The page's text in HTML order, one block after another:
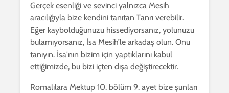
Gerçek esenliği ve sevinci yalnızca Mesih
aracılığıyla bize kendini tanıtan Tanrı verebilir.
Eğer kaybolduğunuzu hissediyorsanız, yolunuzu
bulamıyorsanız, İsa Mesih’le arkadaş olun. Onu
tanıyın. İsa'nın bizim için yaptıklarını kabul
ettiğimizde, bu bizi içten dışa değiştirecektir.
Romalılara Mektup 10. bölüm 9. ayet bize şunları